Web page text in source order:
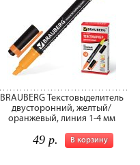
BRAUBERG Текстовыделитель
двусторонний, желтый/
оранжевый, линия 1-4 мм
В корзину
49 р.